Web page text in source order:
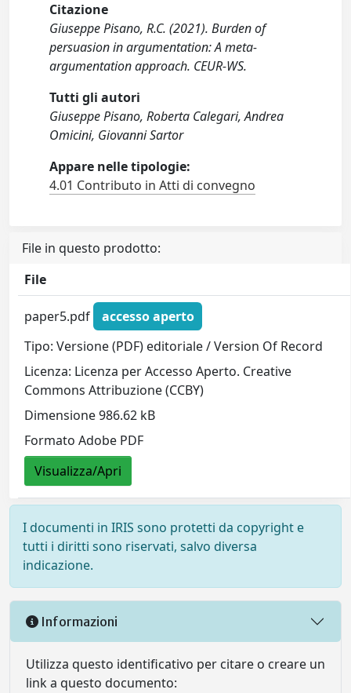
Citazione
Giuseppe Pisano, R.C. (2021). Burden of
persuasion in argumentation: A meta-
argumentation approach. CEUR-WS.
Tutti gli autori
Giuseppe Pisano, Roberta Calegari, Andrea
Omicini, Giovanni Sartor
Appare nelle tipologie:
4.01 Contributo in Atti di convegno
File in questo prodotto:
File
paper5.pdf
accesso aperto
Tipo: Versione (PDF) editoriale / Version Of Record
Licenza: Licenza per Accesso Aperto. Creative
Commons Attribuzione (CCBY)
Dimensione 986.62 kB
Formato Adobe PDF
Visualizza/Apri
I documenti in IRIS sono protetti da copyright e
tutti i diritti sono riservati, salvo diversa
indicazione.
Informazioni
Utilizza questo identificativo per citare o creare un
link a questo documento: